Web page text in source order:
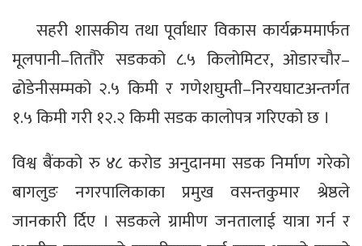
सहरी शासकीय तथा पूर्वाधार विकास कार्यक्रममार्फत
मूलपानी–तितौरे सडकको ८.५ किलोमिटर, ओडारचौर–
ढोडेनीसम्मको २.५ किमी र गणेशघुम्ती–निरयघाटअन्तर्गत
१.५ किमी गरी १२.२ किमी सडक कालोपत्र गरिएको छ ।
विश्व बैंकको रु ४८ करोड अनुदानमा सडक निर्माण गरेको
बागलुङ नगरपालिकाका प्रमुख वसन्तकुमार श्रेष्ठले
जानकारी र्दिए । सडकले ग्रामीण जनतालाई यात्रा गर्न र